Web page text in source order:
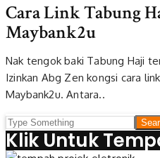
Cara Link Tabung
Maybank2u
Nak tengok baki Tabung Haji
Izinkan Abg Zen kongsi cara
Maybank2u. Antara..
Klik Untuk